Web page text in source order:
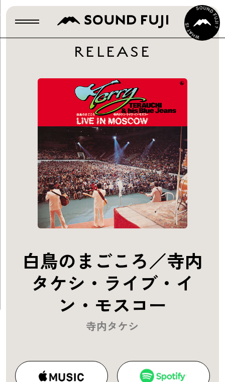
RELEASE
白鳥のまごころ／寺内
タケシ・ライブ・イ
ン・モスコー
寺内タケシ